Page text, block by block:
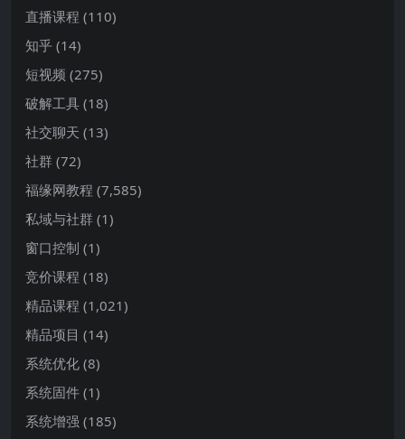
直播课程 (110)
知乎 (14)
短视频 (275)
破解工具 (18)
社交聊天 (13)
社群 (72)
福缘网教程 (7,585)
私域与社群 (1)
窗口控制 (1)
竞价课程 (18)
精品课程 (1,021)
精品项目 (14)
系统优化 (8)
系统固件 (1)
系统增强 (185)